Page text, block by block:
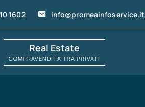
1602 info@promeainfoservice.it
Real Estate
COMPRAVENDITA TRA PRIVATI